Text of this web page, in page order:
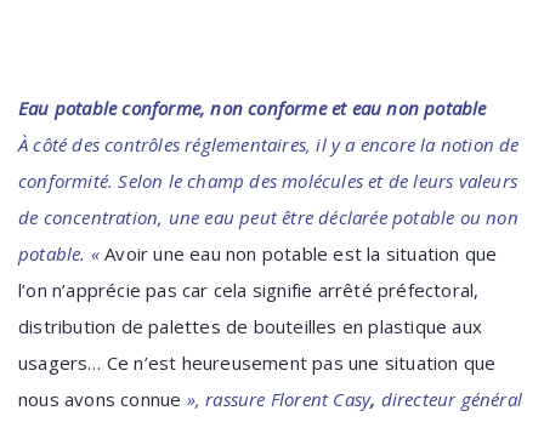
Eau potable conforme, non conforme et eau non potable
À côté des contrôles réglementaires, il y a encore la notion de
conformité. Selon le champ des molécules et de leurs valeurs
de concentration, une eau peut être déclarée potable ou non
potable. «Avoir une eau non potable est la situation que
l’on n’apprécie pas car cela signifie arrêté préfectoral,
distribution de palettes de bouteilles en plastique aux
usagers… Ce n’est heureusement pas une situation que
nous avons connue », rassure Florent Casy, directeur général